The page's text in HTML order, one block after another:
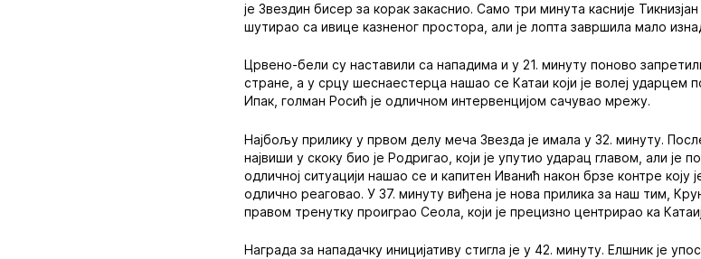
је Звездин бисер за корак закаснио. Само три минута касније
шутирао са ивице казненог простора, али је лопта завршила мало
Црвено-бели су наставили са нападима и у 21. минуту поново
стране, а у срцу шеснаестерца нашао се Катаи који је волеј
Ипак, голман Росић је одличном интервенцијом сачувао мрежу.
Најбољу прилику у првом делу меча Звезда је имала у 32. минуту.
највиши у скоку био је Родригао, који је упутио ударац главом, али је
одличној ситуацији нашао се и капитен Иванић након брзе контре коју
одлично реаговао. У 37. минуту виђена је нова прилика за наш тим,
правом тренутку проиграо Сеола, који је прецизно центрирао ка
Награда за нападачку иницијативу стигла је у 42. минуту. Елшник је